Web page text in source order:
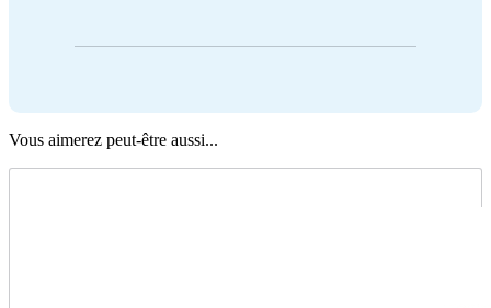
Vous aimerez peut-être aussi...